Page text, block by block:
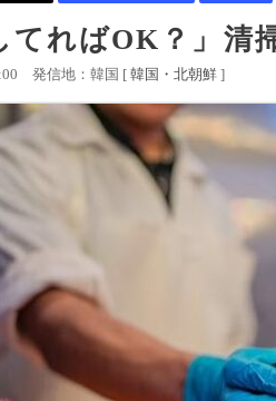
てればOK？」
発信地：韓国 [ 韓国・北朝鮮 ]